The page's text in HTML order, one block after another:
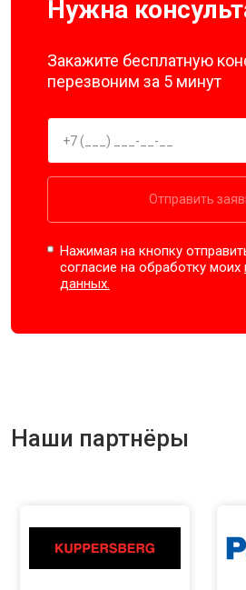
Нужна
Закажите бесплатную
перезвоним за 5 минут
Отправить
Нажимая на кнопку
согласие на обработку моих
данных.
Наши партнёры